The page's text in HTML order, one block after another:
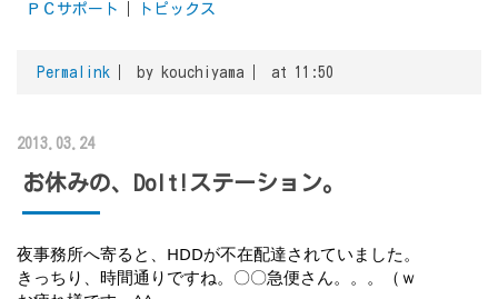
ＰＣサポート トピックス
Permalink by kouchiyama at 11:50
2013.03.24
お休みの、DoIt!ステーション。
夜事務所へ寄ると、HDDが不在配達されていました。
きっちり、時間通りですね。〇〇急便さん。。。（ｗ